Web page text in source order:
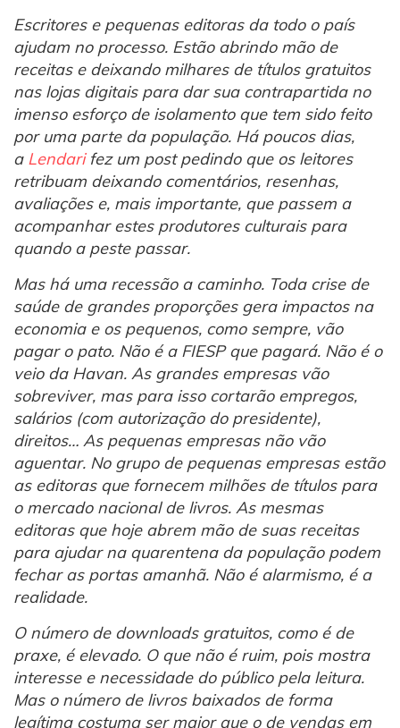
Escritores e pequenas editoras da todo o país
ajudam no processo. Estão abrindo mão de
receitas e deixando milhares de títulos gratuitos
nas lojas digitais para dar sua contrapartida no
imenso esforço de isolamento que tem sido feito
por uma parte da população. Há poucos dias,
a Lendarifez um post pedindo que os leitores
retribuam deixando comentários, resenhas,
avaliações e, mais importante, que passem a
acompanhar estes produtores culturais para
quando a peste passar.
Mas há uma recessão a caminho. Toda crise de
saúde de grandes proporções gera impactos na
economia e os pequenos, como sempre, vão
pagar o pato. Não é a FIESP que pagará. Não é o
veio da Havan. As grandes empresas vão
sobreviver, mas para isso cortarão empregos,
salários (com autorização do presidente),
direitos… As pequenas empresas não vão
aguentar. No grupo de pequenas empresas estão
as editoras que fornecem milhões de títulos para
o mercado nacional de livros. As mesmas
editoras que hoje abrem mão de suas receitas
para ajudar na quarentena da população podem
fechar as portas amanhã. Não é alarmismo, é a
realidade.
O número de downloads gratuitos, como é de
praxe, é elevado. O que não é ruim, pois mostra
interesse e necessidade do público pela leitura.
Mas o número de livros baixados de forma
legítima costuma ser maior que o de vendas em